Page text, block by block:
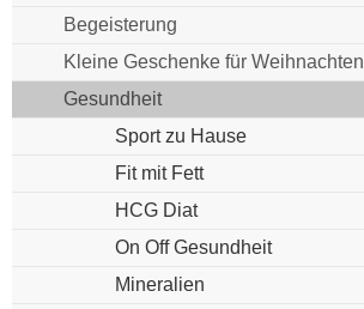
Begeisterung
Kleine Geschenke für Weihnachten
Gesundheit
Sport zu Hause
Fit mit Fett
HCG Diat
On Off Gesundheit
Mineralien